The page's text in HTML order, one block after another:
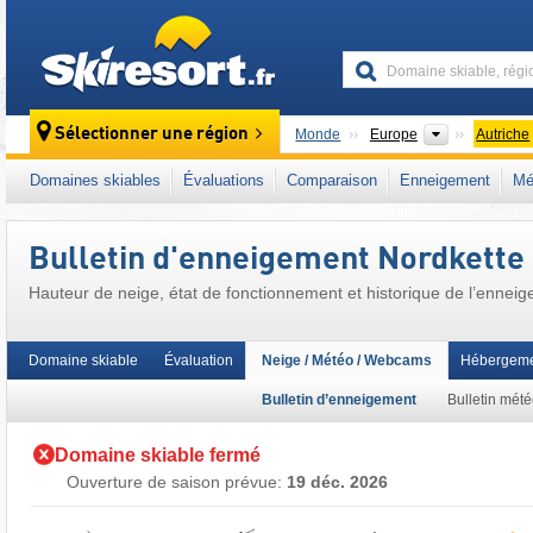
Sélectionner une région Monde Europe Continents
Autriche
Ce domaine skiable se situe aussi dans :
Unterinntal (basse vallée de l'Inn)
Alpes nord-orientales, Autriche occidentale,
Union européenne
Domaines skiables Évaluations Comparaison Enneigement
Bulletin d'enneigement Nordkette
Hauteur de neige, état de fonctionnement et historique de
Domaine skiable Évaluation Neige / Météo / Webcams
Bulletin d’enneigement Bulletin
Domaine skiable fermé
Ouverture de saison prévue: 19 déc. 2026